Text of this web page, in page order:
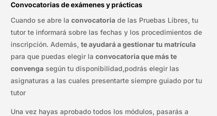
Convocatorias de exámenes y prácticas
Cuando se abre laconvocatoria de las Pruebas Libres, tu
tutor te informará sobre las fechas y los procedimientos de
inscripción. Además,te ayudará a gestionar tu matrícula
para que puedas elegir laconvocatoria que más te
convenga según tu disponibilidad,podrás elegir las
asignaturas a las cuales presentarte siempre guiado por tu
tutor
Una vez hayas aprobado todos los módulos, pasarás a